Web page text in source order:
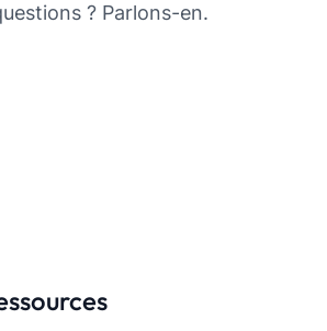
? Parlons-en.